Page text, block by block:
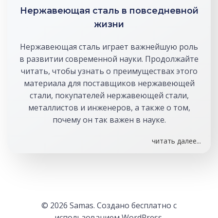
Нержавеющая сталь в повседневной
жизни
Нержавеющая сталь играет важнейшую роль
в развитии современной науки. Продолжайте
читать, чтобы узнать о преимуществах этого
материала для поставщиков нержавеющей
стали, покупателей нержавеющей стали,
металлистов и инженеров, а также о том,
почему он так важен в науке.
читать далее...
© 2026 Samas. Создано бесплатно с